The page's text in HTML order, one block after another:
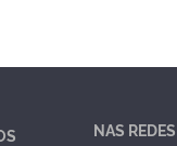
NAS REDES